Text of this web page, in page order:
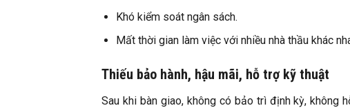
Khó kiểm soát ngân sách.
Mất thời gian làm việc với nhiều nhà thầu khác
Thiếu bảo hành, hậu mãi, hỗ trợ kỹ thuật
Sau khi bàn giao, không có bảo trì định kỳ, không